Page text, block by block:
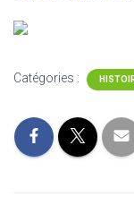
Catégories :